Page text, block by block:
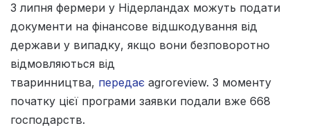
З липня фермери у Нідерландах можуть подати
документи на фінансове відшкодування від
держави у випадку, якщо вони безповоротно
відмовляються від
тваринництва, передає agroreview. З моменту
початку цієї програми заявки подали вже 668
господарств.